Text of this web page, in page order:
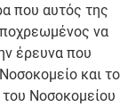
που αυτός της
να
έρευνα που
και το
Νοσοκομείου